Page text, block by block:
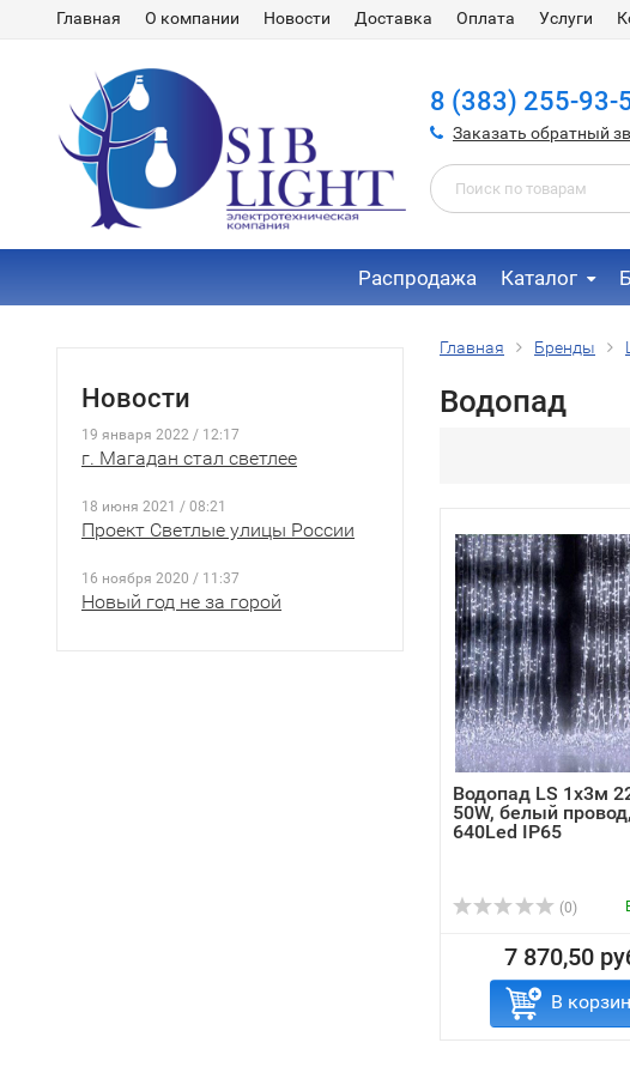
Главная О компании Новости Доставка Оплата Услуги
8 (383) 255-93-
Заказать обратный
Распродажа Каталог
Новости
19 января 2022 / 12:17
г. Магадан стал светлее
18 июня 2021 / 08:21
Проект Светлые улицы России
16 ноября 2020 / 11:37
Новый год не за горой
Главная Бренды
Водопад
Водопад LS 1х3м
50W, белый провод,
640Led IP65
(0)
7 870,50
В